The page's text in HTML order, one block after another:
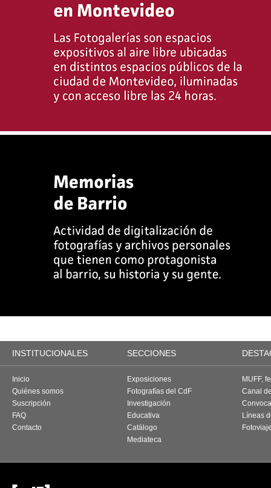
INSTITUCIONALES SECCIONES
Inicio
Quiénes somos
Suscripción
FAQ
Contacto
Exposiciones
Fotografías del CdF
Investigación
Educativa
Catálogo
Mediateca
MUFF,
Canal
Líneas